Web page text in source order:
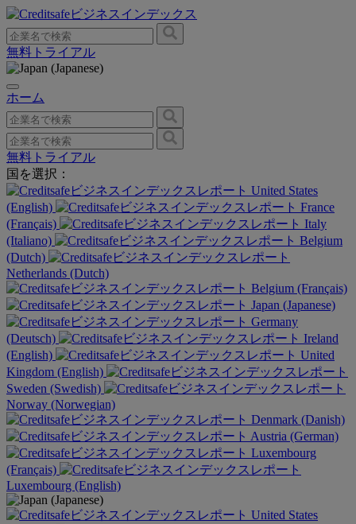
無料トライアル
ホーム
無料トライアル
国を選択：
United States
(English)
France
(Français)
Italy
(Italiano)
Belgium
(Dutch)
Netherlands (Dutch)
Belgium (Français)
Japan (Japanese)
Germany
(Deutsch)
Ireland
(English)
United
Kingdom (English)
Sweden (Swedish)
Norway (Norwegian)
Denmark (Danish)
Austria (German)
Luxembourg
(Français)
Luxembourg (English)
United States